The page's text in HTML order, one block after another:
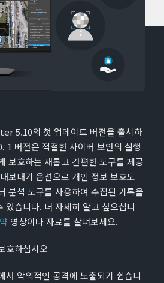
5.10의 첫 업데이트 버전을 출시하
1 버전은 적절한 사이버 보안의 실행
보호하는 새롭고 간편한 도구를 제공
보내기 옵션으로 개인 정보 보호도
분석 도구를 사용하여 수집된 기록을
있습니다. 더 자세히 알고 싶으십니
영상이나 자료를 살펴보세요.
호하십시오
서 악의적인 공격에 노출되기 쉽습니